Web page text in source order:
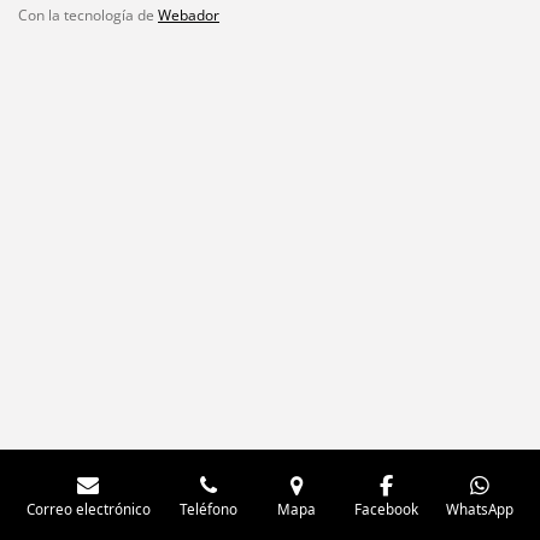
Con la tecnología de Webador
Correo electrónico Teléfono Mapa Facebook WhatsApp